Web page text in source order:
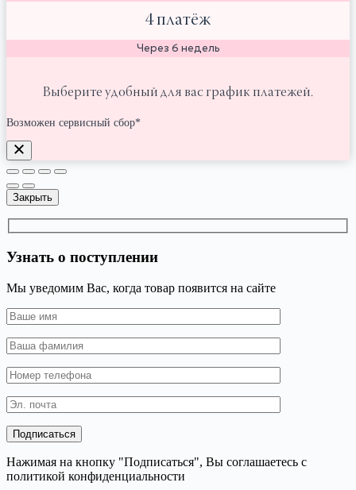
4 платёж
Через 6 недель
Выберите удобный для вас график платежей.
Возможен сервисный сбор*
Закрыть
Узнать о поступлении
Мы уведомим Вас, когда товар появится на сайте
Нажимая на кнопку "Подписаться", Вы соглашаетесь с
политикой конфиденциальности